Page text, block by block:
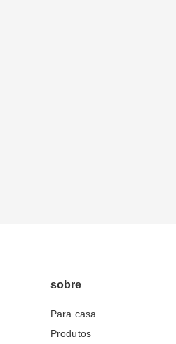
sobre
Para casa
Produtos